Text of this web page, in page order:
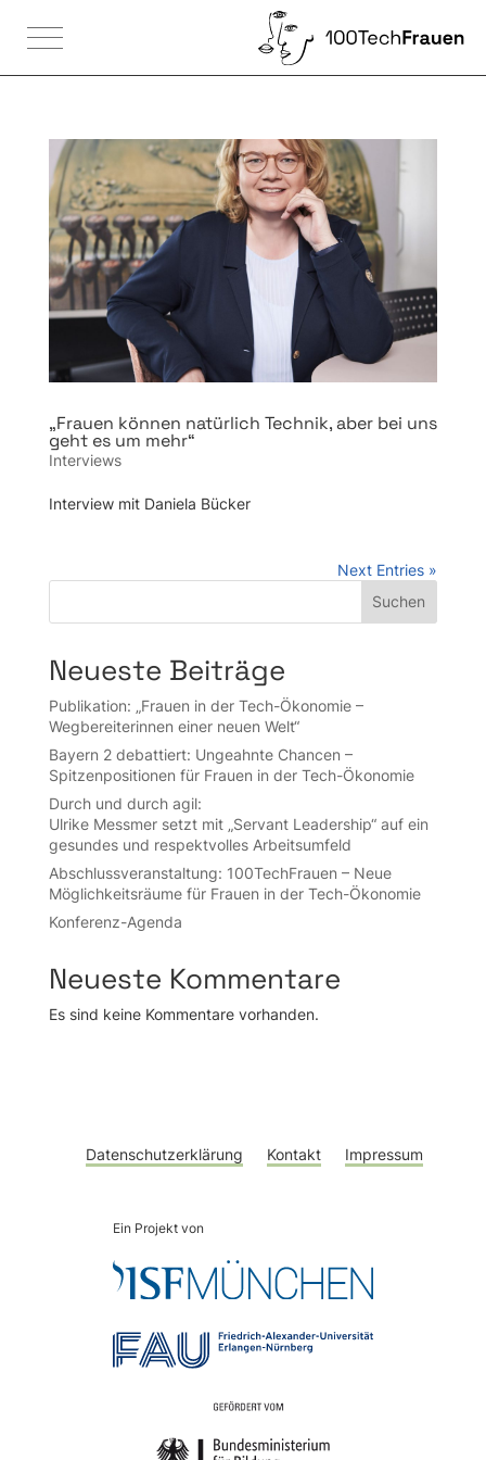

„Frauen können natürlich Technik, aber bei uns
geht es um mehr“
Interviews
Interview mit Daniela Bücker
Next Entries »
Suchen
Neueste Beiträge
Publikation: „Frauen in der Tech-Ökonomie –
Wegbereiterinnen einer neuen Welt“
Bayern 2 debattiert: Ungeahnte Chancen –
Spitzenpositionen für Frauen in der Tech-Ökonomie
Durch und durch agil:
Ulrike Messmer setzt mit „Servant Leadership“ auf ein
gesundes und respektvolles Arbeitsumfeld
Abschluss­veran­stal­tung: 100Tech­Frauen – Neue
Möglich­keits­räume für Frauen in der Tech-Ökonomie
Konferenz-Agenda
Neueste Kommentare
Es sind keine Kommentare vorhanden.
Datenschutzerklärung Kontakt Impressum
Ein Projekt von